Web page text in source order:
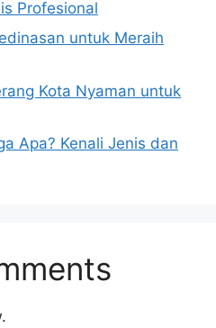
Profesional
untuk Meraih
Kota Nyaman untuk
Apa? Kenali Jenis dan